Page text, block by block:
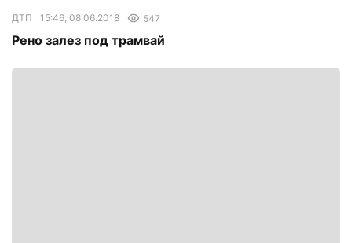
ДТП 15:46, 08.06.2018 547
Рено залез под трамвай